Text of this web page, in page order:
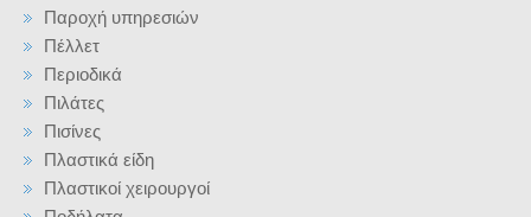
Παροχή υπηρεσιών
Πέλλετ
Περιοδικά
Πιλάτες
Πισίνες
Πλαστικά είδη
Πλαστικοί χειρουργοί